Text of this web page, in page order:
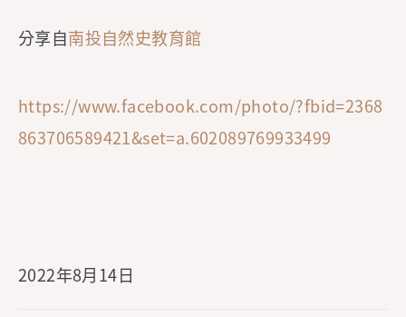
分享自南投自然史教育館
https://www.facebook.com/photo/?fbid=2368
863706589421&set=a.602089769933499
2022年8月14日